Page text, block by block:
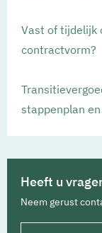
Vast of tijdelijk
contractvorm?
stappenplan
Heeft u
Neem gerust